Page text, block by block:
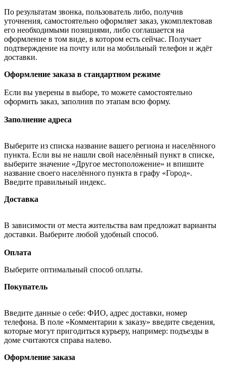
По результатам звонка, пользователь либо, получив
уточнения, самостоятельно оформляет заказ, укомплектовав
его необходимыми позициями, либо соглашается на
оформление в том виде, в котором есть сейчас. Получает
подтверждение на почту или на мобильный телефон и ждёт
доставки.
Оформление заказа в стандартном режиме
Если вы уверены в выборе, то можете самостоятельно
оформить заказ, заполнив по этапам всю форму.
Заполнение адреса
Выберите из списка название вашего региона и населённого
пункта. Если вы не нашли свой населённый пункт в списке,
выберите значение «Другое местоположение» и впишите
название своего населённого пункта в графу «Город».
Введите правильный индекс.
Доставка
В зависимости от места жительства вам предложат варианты
доставки. Выберите любой удобный способ.
Оплата
Выберите оптимальный способ оплаты.
Покупатель
Введите данные о себе: ФИО, адрес доставки, номер
телефона. В поле «Комментарии к заказу» введите сведения,
которые могут пригодиться курьеру, например: подъезды в
доме считаются справа налево.
Оформление заказа